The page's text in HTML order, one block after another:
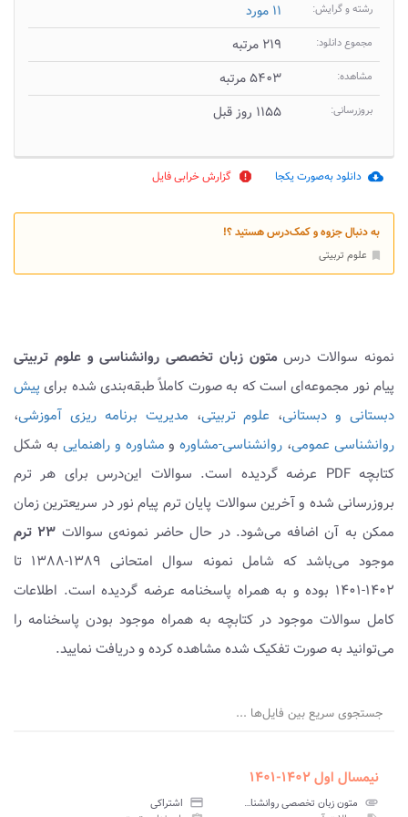
رشته و گرایش: ۱۱ مورد
مجموع دانلود: ۲۱۹ مرتبه
مشاهده: ۵۴۰۳ مرتبه
بروزرسانی: ۱۱۵۵ روز قبل
cloud_download دانلود به‌صورت یکجا report گزارش خرابی فایل
به دنبال جزوه و کمک‌درس هستید ؟!
علوم تربیتی
نمونه سوالات درسمتون زبان تخصصی روانشناسی و علوم تربیتی
پیام نور مجموعه‌ای است که به صورت کاملاً طبقه‌بندی شده برای پیش
دبستانی و دبستانی، علوم تربیتی، مدیریت برنامه ریزی آموزشی،
روانشناسی عمومی، روانشناسی-مشاورهو مشاوره و راهنمایی به شکل
کتابچه PDF عرضه گردیده است. سوالات این‌درس برای هر ترم
بروزرسانی شده و آخرین سوالات پایان ترم پیام نور در سریعترین زمان
ممکن به آن اضافه می‌شود. در حال حاضر نمونه‌ی سوالات ۲۳ ترم
موجود می‌باشد که شامل نمونه سوال امتحانی ۱۳۸۹-۱۳۸۸ تا
۱۴۰۲-۱۴۰۱ بوده و به همراه پاسخنامه عرضه گردیده است. اطلاعات
کامل سوالات موجود در کتابچه به همراه موجود بودن پاسخنامه را
می‌توانید به صورت تفکیک شده مشاهده کرده و دریافت نمایید.
جستجوی سریع بین فایل‌ها ...
نیمسال اول ۱۴۰۲-۱۴۰۱
attachment متون زبان تخصصی روانشناسی و علوم تربیتی پیام نور credit_card اشتراکی